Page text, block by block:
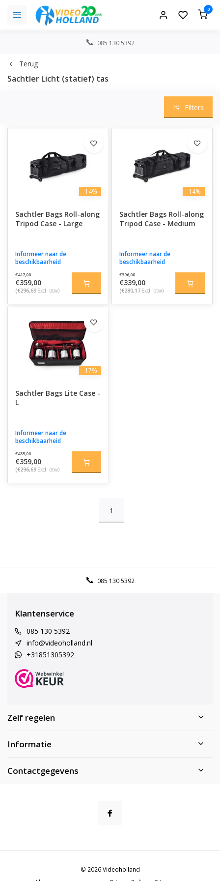
0
085 130 5392
Terug
Sachtler Licht (statief) tas
Filters
-14%
Sachtler Bags Roll-along
Tripod Case - Large
Informeer naar de
beschikbaarheid
€417,00
€359,00
(€296,69 Excl. btw)
-14%
Sachtler Bags Roll-along
Tripod Case - Medium
Informeer naar de
beschikbaarheid
€396,00
€339,00
(€280,17 Excl. btw)
-17%
Sachtler Bags Lite Case -
L
Informeer naar de
beschikbaarheid
€435,00
€359,00
(€296,69 Excl. btw)
1
085 130 5392
Klantenservice
085 130 5392
info@videoholland.nl
+31851305392
Zelf regelen
Informatie
Contactgegevens
© 2026 Videoholland